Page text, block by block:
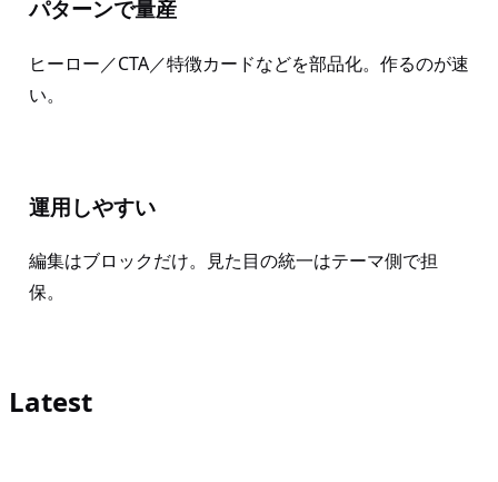
パターンで量産
ヒーロー／CTA／特徴カードなどを部品化。作るのが速
い。
運用しやすい
編集はブロックだけ。見た目の統一はテーマ側で担
保。
Latest